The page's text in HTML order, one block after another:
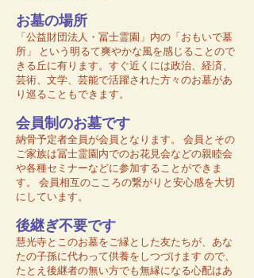
お墓の場所
「公益財団法人・冨士霊園」内の「おもいで墓
所」 という明るて爽やかな風を感じることので
きる丘に有ります。すぐ近くには政治、経済、
芸術、文学、芸能で活躍された方々のお墓があ
り巡ることもできます。
会員制のお墓です
納骨予定者全員が会員となります。 会員とその
ご家族は冨士霊園内でのお花見会などの親睦会
や各種セミナーなどに参加することができま
す。 会員相互のこころの繋がりと安心感を大切
にしています。
後継ぎ不要です
慧光寺とこのお墓をご縁とした友たちが、あな
たの子孫に代わって供養をしつづけます ので、
たとえ後継者の無い方でも無縁になる心配はあ